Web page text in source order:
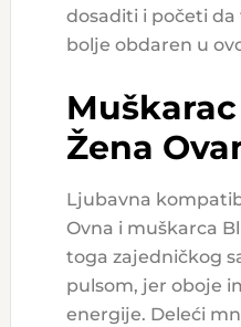
dosaditi i početi
bolje obdaren u
Žena
Ljubavna
Ovna i muškarca
toga zajedničkog
pulsom, jer oboje
energije. Deleći